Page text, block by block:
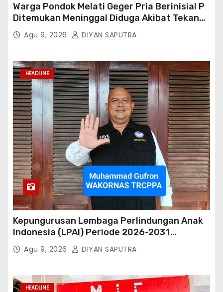
Warga Pondok Melati Geger Pria Berinisial P
Ditemukan Meninggal Diduga Akibat Tekanan
Hutang
Agu 9, 2026 DIYAN SAPUTRA
HEADLINE
Kepungurusan Lembaga Perlindungan Anak
Indonesia (LPAI) Periode 2026-2031
Terbentuk, Wakil Kordinator Nasional Tim
Reaksi Cepat Perlindungan Perempuan Anak
Mengapresiasi Dan Beri Selamat
Agu 9, 2026 DIYAN SAPUTRA
HEADLINE